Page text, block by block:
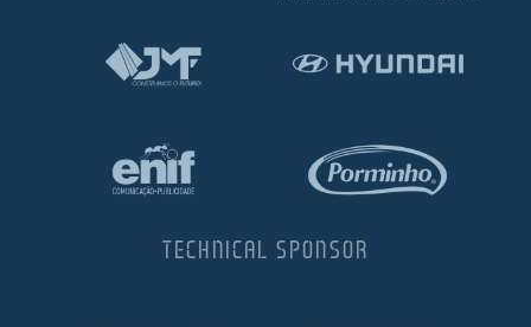
TECHNICAL SPONSOR